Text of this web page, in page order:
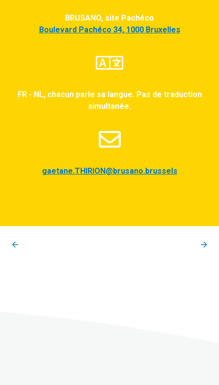
BRUSANO, site Pachéco
Boulevard Pachéco 34, 1000 Bruxelles
FR - NL, chacun parle sa langue. Pas de traduction
simultanée.
gaetane.THIRION@brusano.brussels